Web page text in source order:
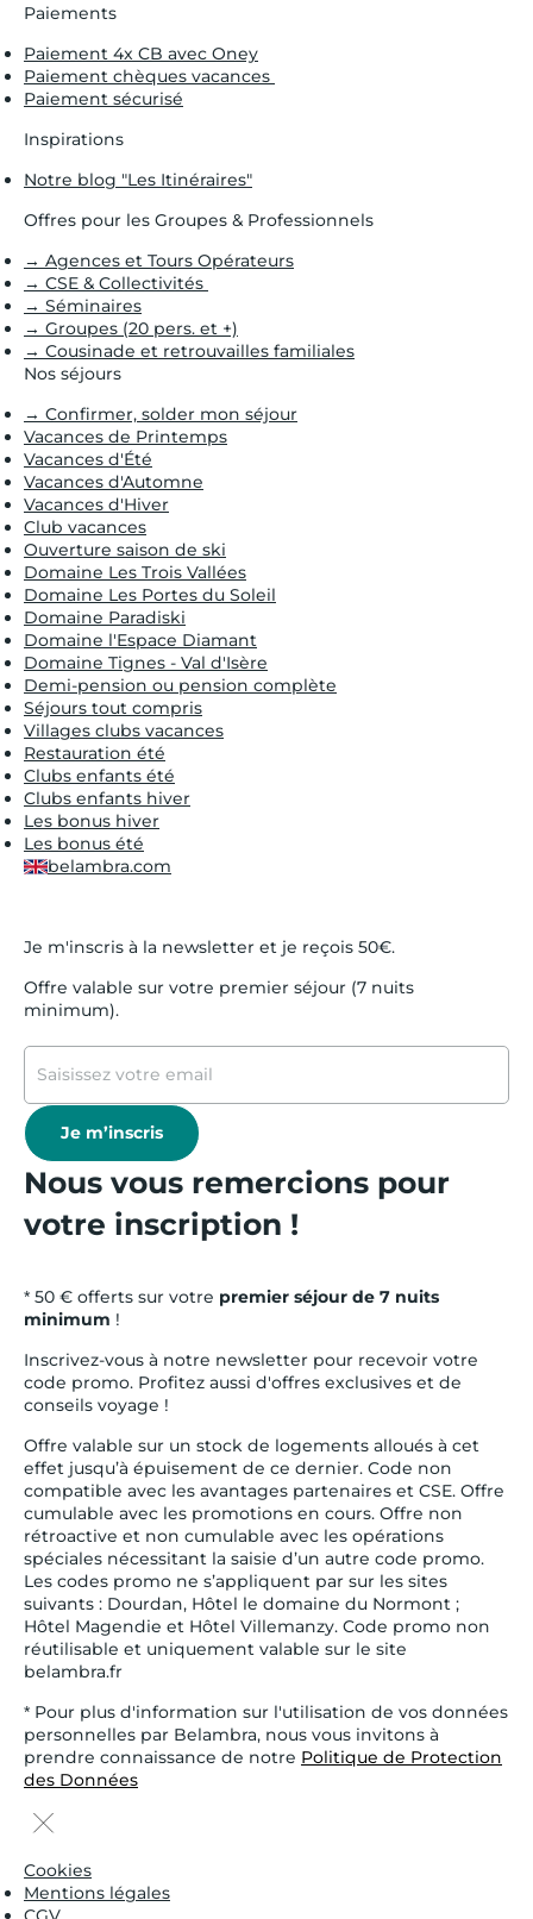
Paiements
Paiement 4x CB avec Oney
Paiement chèques vacances
Paiement sécurisé
Inspirations
Notre blog "Les Itinéraires"
Offres pour les Groupes & Professionnels
→ Agences et Tours Opérateurs
→ CSE & Collectivités
→ Séminaires
→ Groupes (20 pers. et +)
→ Cousinade et retrouvailles familiales
Nos séjours
→ Confirmer, solder mon séjour
Vacances de Printemps
Vacances d'Été
Vacances d'Automne
Vacances d'Hiver
Club vacances
Ouverture saison de ski
Domaine Les Trois Vallées
Domaine Les Portes du Soleil
Domaine Paradiski
Domaine l'Espace Diamant
Domaine Tignes - Val d'Isère
Demi-pension ou pension complète
Séjours tout compris
Villages clubs vacances
Restauration été
Clubs enfants été
Clubs enfants hiver
Les bonus hiver
Les bonus été
belambra.com
Je m'inscris à la newsletter et je reçois 50€.
Offre valable sur votre premier séjour (7 nuits
minimum).
Je m’inscris
Nous vous remercions pour
votre inscription !
* 50 € offerts sur votre premier séjour de 7 nuits
minimum !
Inscrivez-vous à notre newsletter pour recevoir votre
code promo. Profitez aussi d'offres exclusives et de
conseils voyage !
Offre valable sur un stock de logements alloués à cet
effet jusqu’à épuisement de ce dernier. Code non
compatible avec les avantages partenaires et CSE. Offre
cumulable avec les promotions en cours. Offre non
rétroactive et non cumulable avec les opérations
spéciales nécessitant la saisie d’un autre code promo.
Les codes promo ne s’appliquent par sur les sites
suivants : Dourdan, Hôtel le domaine du Normont ;
Hôtel Magendie et Hôtel Villemanzy. Code promo non
réutilisable et uniquement valable sur le site
belambra.fr
* Pour plus d'information sur l'utilisation de vos données
personnelles par Belambra, nous vous invitons à
prendre connaissance de notre Politique de Protection
des Données
Cookies
Mentions légales